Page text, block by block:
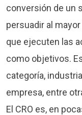
conversión de un
persuadir al
que ejecuten las
como objetivos.
categoría,
empresa, entre
El CRO es, en